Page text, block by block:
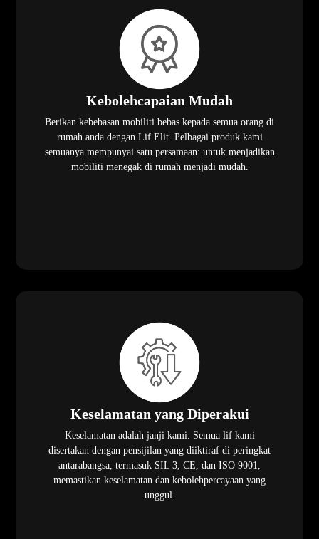
Kebolehcapaian Mudah
Berikan kebebasan mobiliti bebas kepada semua orang di
rumah anda dengan Lif Elit. Pelbagai produk kami
semuanya mempunyai satu persamaan: untuk menjadikan
mobiliti menegak di rumah menjadi mudah.
Keselamatan yang Diperakui
Keselamatan adalah janji kami. Semua lif kami
disertakan dengan pensijilan yang diiktiraf di peringkat
antarabangsa, termasuk SIL 3, CE, dan ISO 9001,
memastikan keselamatan dan kebolehpercayaan yang
unggul.